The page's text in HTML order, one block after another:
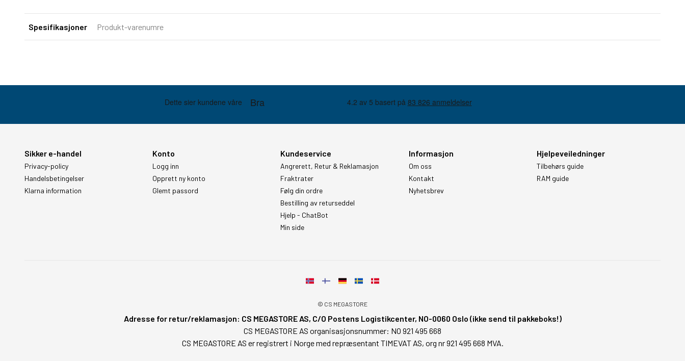
Spesifikasjoner Produkt-varenumre
Sikker e-handel
Privacy-policy
Handelsbetingelser
Klarna information
Konto
Logg inn
Opprett ny konto
Glemt passord
Kundeservice
Angrerett, Retur & Reklamasjon
Fraktrater
Følg din ordre
Bestilling av returseddel
Hjelp - ChatBot
Min side
Informasjon
Om oss
Kontakt
Nyhetsbrev
Hjelpeveiledninger
Tilbehørs guide
RAM guide
© CS MEGASTORE
Adresse for retur/reklamasjon: CS MEGASTORE AS, C/O Postens Logistikcenter, NO-0060 Oslo (ikke send til pakkeboks!)
CS MEGASTORE AS organisasjonsnummer: NO 921 495 668
CS MEGASTORE AS er registrert i Norge med repræsentant TIMEVAT AS, org nr 921 495 668 MVA.